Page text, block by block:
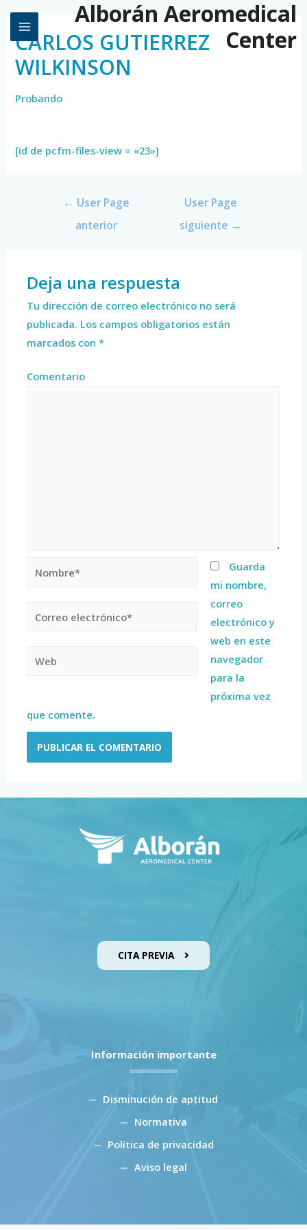
Alborán Aeromedical
Center
CARLOS GUTIERREZ
WILKINSON
Probando
[id de pcfm-files-view = «23»]
← User Page
anterior
User Page
siguiente →
Deja una respuesta
Tu dirección de correo electrónico no será
publicada. Los campos obligatorios están
marcados con*
Comentario
Guarda
mi nombre,
correo
electrónico y
web en este
navegador
para la
próxima vez
que comente.
CITA PREVIA
Información importante
Disminución de aptitud
Normativa
Política de privacidad
Aviso legal